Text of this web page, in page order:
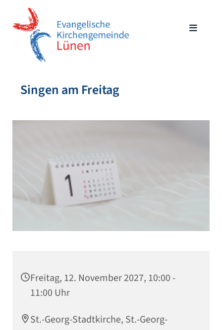
Singen am Freitag
Freitag, 12. November 2027, 10:00 -
11:00 Uhr
St.-Georg-Stadtkirche, St.-Georg-